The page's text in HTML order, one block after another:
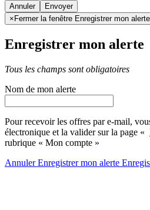
Annuler
× Fermer la fenêtre Enregistrer mon alerte
Enregistrer mon alerte
Tous les champs sont obligatoires
Nom de mon alerte
Pour recevoir les offres par e-mail,
électronique et la valider sur la page «
rubrique « Mon compte »
AnnulerEnregistrer mon alerte